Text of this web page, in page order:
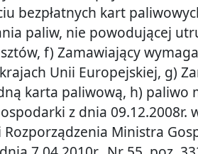
bezpłatnych kart
paliw, nie powodującej
f) Zamawiający
Unii Europejskiej, g)
karta paliwową, h) paliwo
z dnia
Rozporządzenia Ministra